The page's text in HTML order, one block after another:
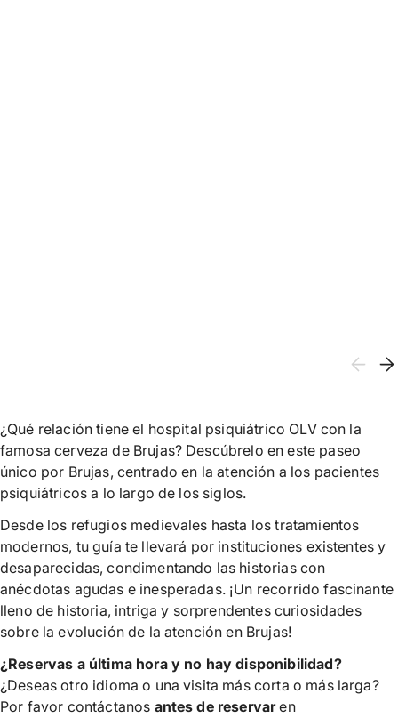
¿Qué relación tiene el hospital psiquiátrico OLV con la
famosa cerveza de Brujas? Descúbrelo en este paseo
único por Brujas, centrado en la atención a los pacientes
psiquiátricos a lo largo de los siglos.
Desde los refugios medievales hasta los tratamientos
modernos, tu guía te llevará por instituciones existentes y
desaparecidas, condimentando las historias con
anécdotas agudas e inesperadas. ¡Un recorrido fascinante
lleno de historia, intriga y sorprendentes curiosidades
sobre la evolución de la atención en Brujas!
¿Reservas a última hora y no hay disponibilidad?
¿Deseas otro idioma o una visita más corta o más larga?
Por favor contáctanos antes de reservaren